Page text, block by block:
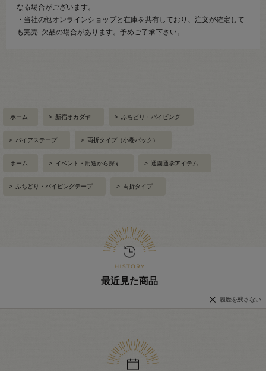
なる場合がございます。
・当社の他オンラインショップと在庫を共有しており、注文が確定して
も完売･欠品の場合があります。予めご了承下さい。
ホーム > 新宿オカダヤ > ふちどり・パイピング
> バイアステープ > 両折タイプ（小巻パック）
ホーム > イベント・用途から探す > 通園通学アイテム
> ふちどり・パイピングテープ > 両折タイプ
最近見た商品
履歴を残さない